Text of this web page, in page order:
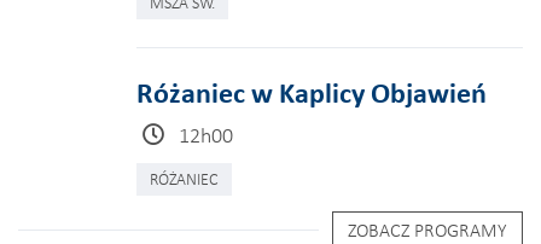
Różaniec w Kaplicy Objawień
12h00
RÓŻANIEC
ZOBACZ PROGRAMY